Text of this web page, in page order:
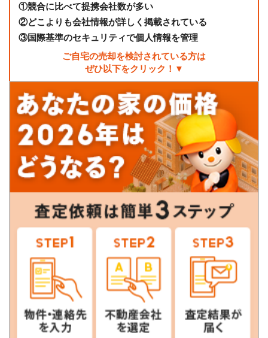
①競合に比べて提携会社数が多い
②どこよりも会社情報が詳しく掲載されている
③国際基準のセキュリティで個人情報を管理
ご自宅の売却を検討されている方は
ぜひ以下をクリック！▼